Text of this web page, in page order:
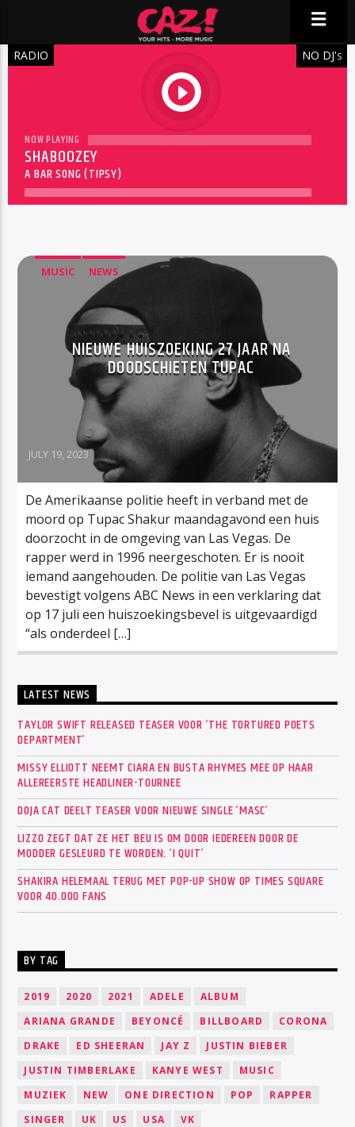
RADIO
play
NO DJ'S
NOW PLAYING
SHABOOZEY
A BAR SONG (TIPSY)
MUSIC NEWS
NIEUWE HUISZOEKING 27 JAAR NA
DOODSCHIETEN TUPAC
JULY 19, 2023
De Amerikaanse politie heeft in verband met de
moord op Tupac Shakur maandagavond een huis
doorzocht in de omgeving van Las Vegas. De
rapper werd in 1996 neergeschoten. Er is nooit
iemand aangehouden. De politie van Las Vegas
bevestigt volgens ABC News in een verklaring dat
op 17 juli een huiszoekingsbevel is uitgevaardigd
“als onderdeel […]
LATEST NEWS
TAYLOR SWIFT RELEASED TEASER VOOR ‘THE TORTURED POETS
DEPARTMENT’
MISSY ELLIOTT NEEMT CIARA EN BUSTA RHYMES MEE OP HAAR
ALLEREERSTE HEADLINER-TOURNEE
DOJA CAT DEELT TEASER VOOR NIEUWE SINGLE ‘MASC’
LIZZO ZEGT DAT ZE HET BEU IS OM DOOR IEDEREEN DOOR DE
MODDER GESLEURD TE WORDEN: ‘I QUIT’
SHAKIRA HELEMAAL TERUG MET POP-UP SHOW OP TIMES SQUARE
VOOR 40.000 FANS
BY TAG
2019 2020 2021 ADELE
ALBUM
ARIANA GRANDE
BEYONCÉ BILLBOARD
CORONA
DRAKE
ED SHEERAN JAY Z
JUSTIN BIEBER
JUSTIN TIMBERLAKE
KANYE WEST
MUSIC
MUZIEK
NEW ONE DIRECTION POP
RAPPER
SINGER
UK US USA VK